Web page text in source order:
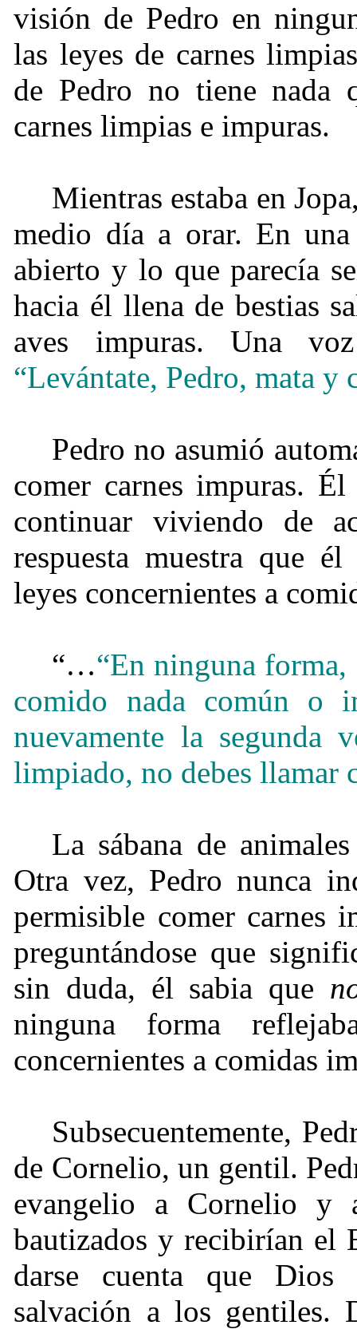
visión de Pedro en
las leyes de carnes
de Pedro no tiene nada
carnes limpias e impuras.
Mientras estaba en
medio día a orar. En
abierto y lo que parecía
hacia él llena de bestias
aves impuras. Una
“Levántate, Pedro, mata y
Pedro no asumió
comer carnes impuras.
continuar viviendo de
respuesta muestra que
leyes concernientes a
“…“En ninguna
comido nada común o
nuevamente la segunda
limpiado, no debes llamar
La sábana de
Otra vez, Pedro nunca
permisible comer carnes
preguntándose que
sin duda, él sabia que
ninguna forma
concernientes a comidas
Subsecuentemente,
de Cornelio, un gentil.
evangelio a Cornelio y
bautizados y recibirían el
darse cuenta que Dios
salvación a los gentiles.